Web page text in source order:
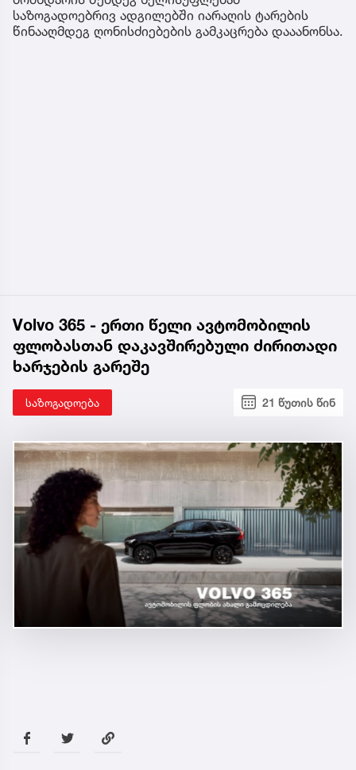
საზოგადოებრივ ადგილებში იარაღის ტარების
წინააღმდეგ ღონისძიებების გამკაცრება დააანონსა.
Volvo 365 - ერთი წელი ავტომობილის
ფლობასთან დაკავშირებული ძირითადი
ხარჯების გარეშე
საზოგადოება 21 წუთის წინ